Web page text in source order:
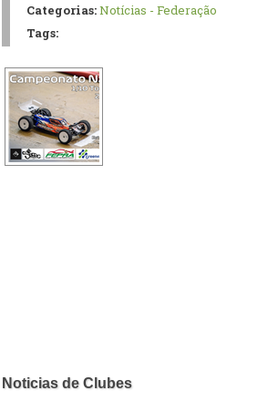
Categorias:Notícias - Federação
Tags:
Noticias de Clubes